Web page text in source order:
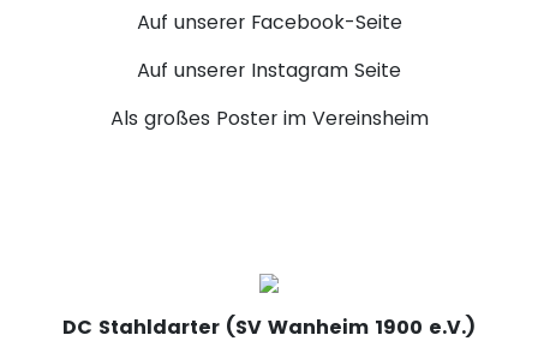
Auf unserer Facebook-Seite
Auf unserer Instagram Seite
Als großes Poster im Vereinsheim
DC Stahldarter (SV Wanheim 1900 e.V.)